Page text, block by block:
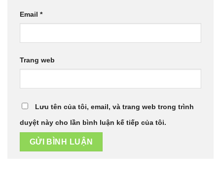
Email *
Trang web
Lưu tên của tôi, email, và trang web trong trình
duyệt này cho lần bình luận kế tiếp của tôi.